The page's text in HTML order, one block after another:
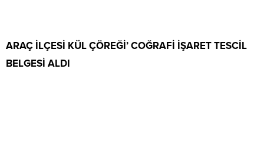
ARAÇ İLÇESİ KÜL ÇÖREĞİ’ COĞRAFİ İŞARET TESCİL
BELGESİ ALDI